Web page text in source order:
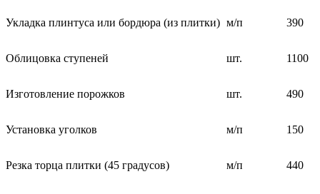
Укладка плинтуса или бордюра (из плитки) м/п 390
Облицовка ступеней шт. 1100
Изготовление порожков шт. 490
Установка уголков м/п 150
Резка торца плитки (45 градусов) м/п 440